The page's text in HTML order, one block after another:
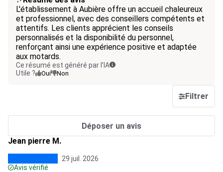
L'établissement à Aubière offre un accueil chaleureux
et professionnel, avec des conseillers compétents et
attentifs. Les clients apprécient les conseils
personnalisés et la disponibilité du personnel,
renforçant ainsi une expérience positive et adaptée
aux motards.
Ce résumé est généré par l’IA
Utile ?
Oui Non
Filtrer
Déposer un avis
Jean pierre M.
29 juil. 2026
Avis vérifié